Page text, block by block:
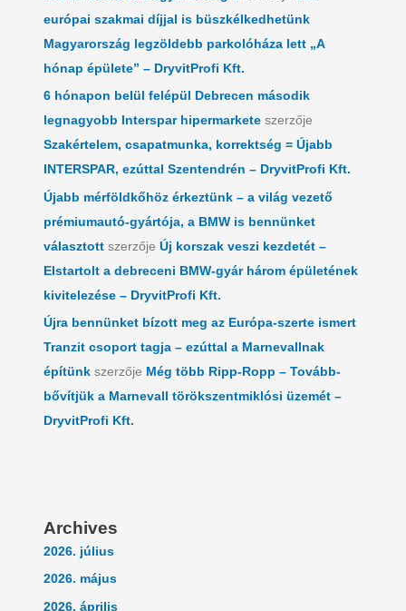
európai szakmai díjjal is büszkélkedhetünk
Magyarország legzöldebb parkolóháza lett „A
hónap épülete” – DryvitProfi Kft.
6 hónapon belül felépül Debrecen második
legnagyobb Interspar hipermarkete szerzője
Szakértelem, csapatmunka, korrektség = Újabb
INTERSPAR, ezúttal Szentendrén – DryvitProfi Kft.
Újabb mérföldkőhöz érkeztünk – a világ vezető
prémiumautó-gyártója, a BMW is bennünket
választott szerzőjeÚj korszak veszi kezdetét –
Elstartolt a debreceni BMW-gyár három épületének
kivitelezése – DryvitProfi Kft.
Újra bennünket bízott meg az Európa-szerte ismert
Tranzit csoport tagja – ezúttal a Marnevallnak
építünk szerzője Még több Ripp-Ropp – Tovább-
bővítjük a Marnevall törökszentmiklósi üzemét –
DryvitProfi Kft.
Archives
2026. július
2026. május
2026. április